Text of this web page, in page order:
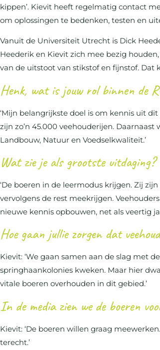
kippen’. Kievit heeft regelmatig contact
om oplossingen te bedenken, testen en
Vanuit de Universiteit Utrecht is Dick
Heederik en Kievit zich mee bezig
van de uitstoot van stikstof en fijnstof. Dat
Henk, wat is jouw rol binnen de
‘Mijn belangrijkste doel is om kennis uit
zijn zo’n 45.000 veehouderijen.
Landbouw, Natuur en Voedselkwaliteit.’
Wat zie je als grootste uitdaging?
‘De boeren in de leermodus krijgen. Zij
vervolgens de rest meekrijgen.
nieuwe kennis opbouwen, net als veertig
Hoe gaan jullie zorgen dat
Kievit: ‘We gaan samen aan de slag met
springhaankolonies kweken. Maar hier
vitale boeren overhouden in dit gebied.’
In de media zien we de boeren
Kievit: ‘De boeren willen graag
terecht.’